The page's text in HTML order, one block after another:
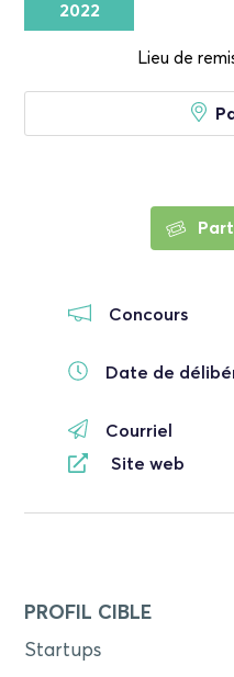
2022
Lieu de
Concours
Date de
Courriel
Site web
PROFIL CIBLE
Startups